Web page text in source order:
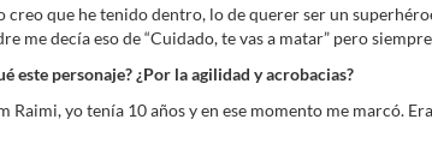
que he tenido dentro, lo de querer ser un
decía eso de “Cuidado, te vas a matar” pero
este personaje? ¿Por la agilidad y acrobacias?
yo tenía 10 años y en ese momento me marcó.